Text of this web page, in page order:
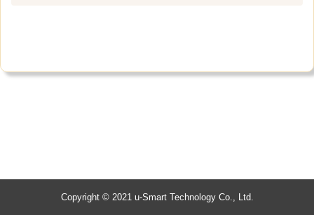
Copyright © 2021 u-Smart Technology Co., Ltd.